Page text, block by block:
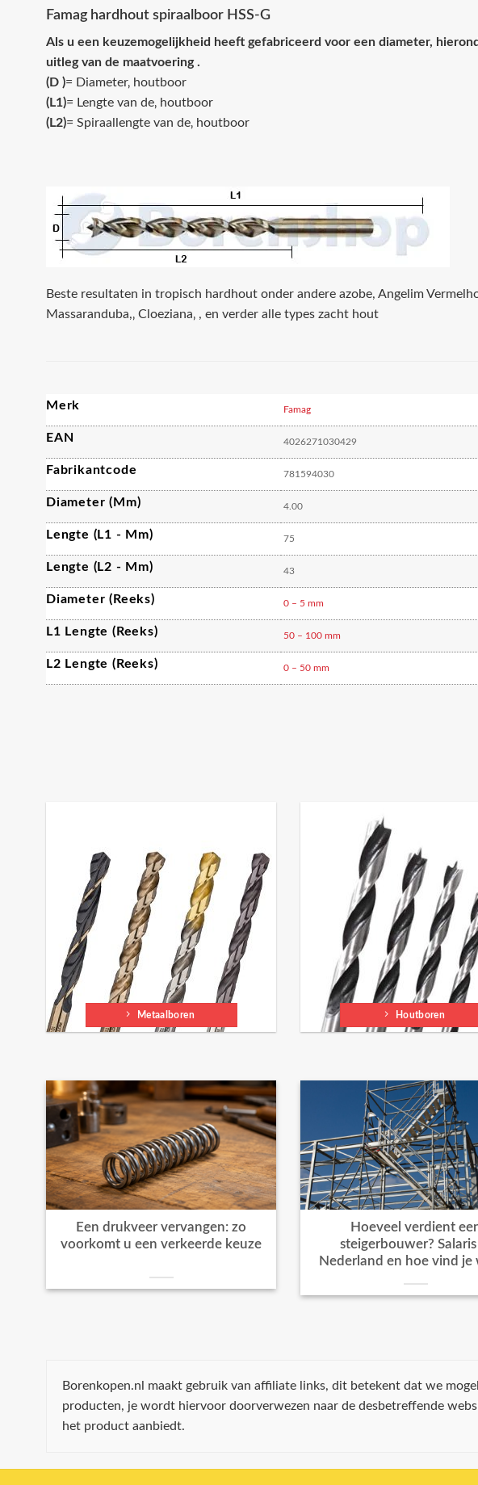
Famag hardhout spiraalboor HSS-G
Als u een keuzemogelijkheid heeft gefabriceerd voor een diameter,
uitleg van de maatvoering .
(D )= Diameter‚ houtboor
(L1)= Lengte van de‚ houtboor
(L2)= Spiraallengte van de‚ houtboor
Beste resultaten in tropisch hardhout onder andere azobe, Angelim
Massaranduba,‚ Cloeziana‚ , en verder alle types zacht hout
Merk Famag
EAN 4026271030429
Fabrikantcode 781594030
Diameter (mm) 4.00
Lengte (L1 - Mm) 75
Lengte (L2 - Mm) 43
Diameter (reeks) 0 – 5 mm
L1 Lengte (reeks) 50 – 100 mm
L2 Lengte (reeks) 0 – 50 mm
Metaalboren Houtboren
Een drukveer vervangen: zo
voorkomt u een verkeerde keuze
Hoeveel verdient
steigerbouwer?
Nederland en hoe vind je
Borenkopen.nl maakt gebruik van affiliate links, dit betekent dat we
producten, je wordt hiervoor doorverwezen naar de desbetreffende
het product aanbiedt.